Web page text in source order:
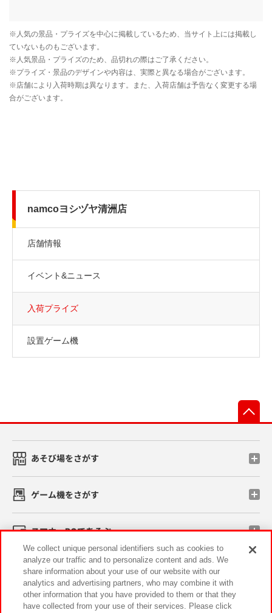
namcoヨシヅヤ清洲店
店舗情報
イベント&ニュース
入荷プライズ
設置ゲーム機
あそび場をさがす
ゲーム機をさがす
スマホ・PCであそぶ
イベント・キャンペーン
We collect unique personal identifiers such as cookies to
analyze our traffic and to personalize content and ads. We
share information about your use of our website with our
analytics and advertising partners, who may combine it with
other information that you have provided to them or that they
have collected from your use of their services. Please click